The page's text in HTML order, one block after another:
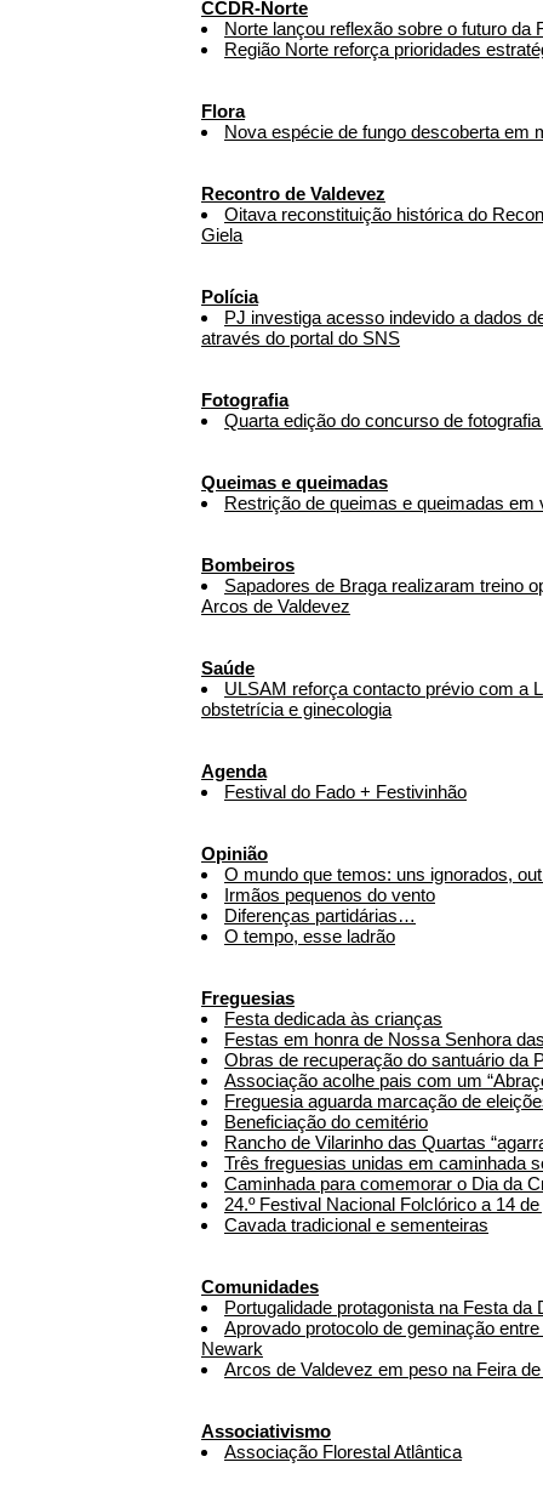
CCDR-Norte
Norte lançou reflexão sobre o futuro da
Região Norte reforça prioridades
Flora
Nova espécie de fungo descoberta em
Recontro de Valdevez
Oitava reconstituição histórica do
Giela
Polícia
PJ investiga acesso indevido a dados
através do portal do SNS
Fotografia
Quarta edição do concurso de fotografia
Queimas e queimadas
Restrição de queimas e queimadas em
Bombeiros
Sapadores de Braga realizaram treino
Arcos de Valdevez
Saúde
ULSAM reforça contacto prévio com a
obstetrícia e ginecologia
Agenda
Festival do Fado + Festivinhão
Opinião
O mundo que temos: uns ignorados,
Irmãos pequenos do vento
Diferenças partidárias…
O tempo, esse ladrão
Freguesias
Festa dedicada às crianças
Festas em honra de Nossa Senhora
Obras de recuperação do santuário da
Associação acolhe pais com um
Freguesia aguarda marcação de
Beneficiação do cemitério
Rancho de Vilarinho das Quartas
Três freguesias unidas em caminhada
Caminhada para comemorar o Dia da
24.º Festival Nacional Folclórico a 14
Cavada tradicional e sementeiras
Comunidades
Portugalidade protagonista na Festa da
Aprovado protocolo de geminação
Newark
Arcos de Valdevez em peso na Feira
Associativismo
Associação Florestal Atlântica